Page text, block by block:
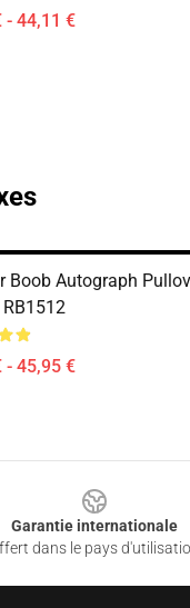
- 44,11 €
Boob Autograph
- 45,95 €
Garantie internationale
dans le pays